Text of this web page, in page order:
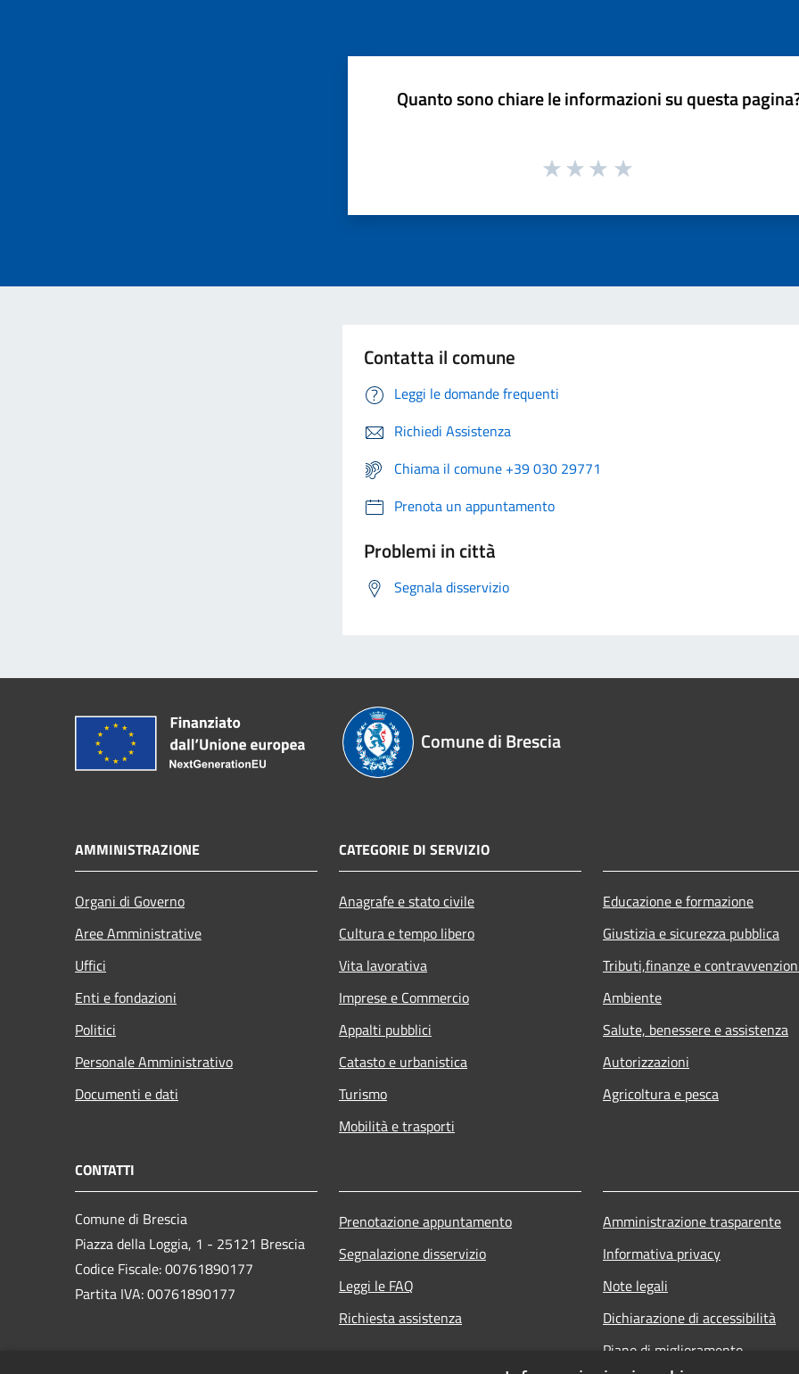
Quanto sono chiare le informazioni su questa
Contatta il comune
Leggi le domande frequenti
Richiedi Assistenza
Chiama il comune +39 030 29771
Prenota un appuntamento
Problemi in città
Segnala disservizio
Comune di Brescia
AMMINISTRAZIONE
Organi di Governo
Aree Amministrative
Uffici
Enti e fondazioni
Politici
Personale Amministrativo
Documenti e dati
CATEGORIE DI SERVIZIO
Anagrafe e stato civile
Cultura e tempo libero
Vita lavorativa
Imprese e Commercio
Appalti pubblici
Catasto e urbanistica
Turismo
Mobilità e trasporti
Educazione e formazione
Giustizia e sicurezza pubblica
Tributi,finanze e
Ambiente
Salute, benessere e assistenza
Autorizzazioni
Agricoltura e pesca
CONTATTI
Comune di Brescia
Piazza della Loggia, 1 - 25121 Brescia
Codice Fiscale: 00761890177
Partita IVA: 00761890177
Prenotazione appuntamento
Segnalazione disservizio
Leggi le FAQ
Richiesta assistenza
Amministrazione trasparente
Informativa privacy
Note legali
Dichiarazione di accessibilità
Piano di miglioramento